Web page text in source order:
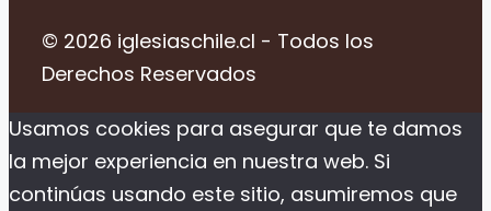
© 2026 iglesiaschile.cl - Todos los
Derechos Reservados
Usamos cookies para asegurar que te damos
la mejor experiencia en nuestra web. Si
continúas usando este sitio, asumiremos que